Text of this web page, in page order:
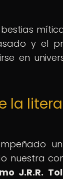
y el
en
la
nuestra
J.R.R.